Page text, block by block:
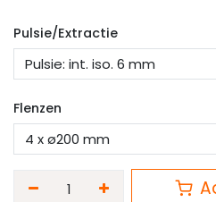
Pulsie/Extractie
Flenzen